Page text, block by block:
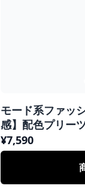
モード系ファッ
感】配色プリー
ック〉
¥7,590